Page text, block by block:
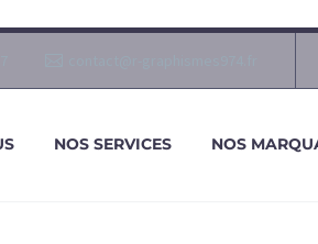
NOS SERVICES NOS